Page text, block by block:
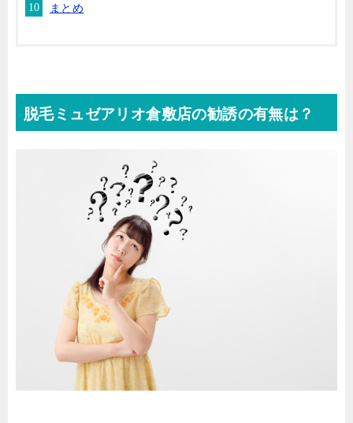
まとめ
脱毛ミュゼアリオ倉敷店の勧誘の有無は？